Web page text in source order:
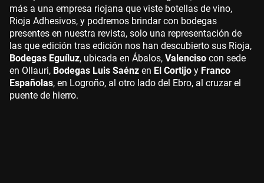
más a una empresa riojana que viste botellas de vino,
Rioja Adhesivos, y podremos brindar con bodegas
presentes en nuestra revista, solo una representación de
las que edición tras edición nos han descubierto sus Rioja,
Bodegas Eguíluz, ubicada en Ábalos, Valenciso con sede
en Ollauri, Bodegas Luis Saénz en El Cortijo y Franco
Españolas, en Logroño, al otro lado del Ebro, al cruzar el
puente de hierro.